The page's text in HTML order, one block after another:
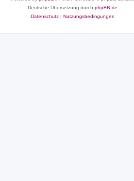
Deutsche Übersetzung durch phpBB.de
Datenschutz| Nutzungsbedingungen